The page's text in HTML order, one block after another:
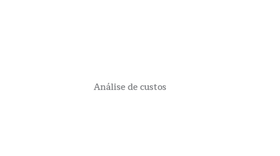
Análise de custos